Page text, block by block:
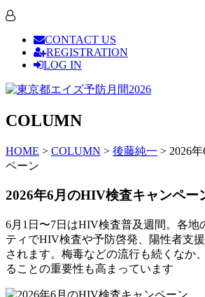
CONTACT US
REGISTRATION
LOG IN
COLUMN
HOME > COLUMN > 後藤純一 > 2026
ペーン
2026年6月のHIV検査キャンペー
6月1日〜7日はHIV検査普及週間。各地
ティでHIV検査や予防啓発、陽性者支
されます。梅毒などの流行も続くなか
ることの重要性も高まっています